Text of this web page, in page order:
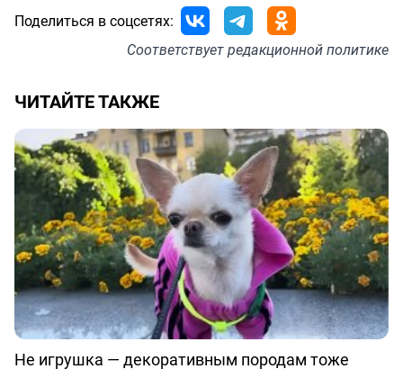
Поделиться в соцсетях:
Соответствуетредакционной политике
ЧИТАЙТЕ ТАКЖЕ
Не игрушка — декоративным породам тоже